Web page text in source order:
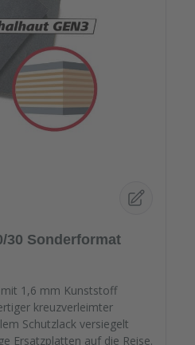
30 Sonderformat
1,6 mm Kunststoff
kreuzverleimter
Schutzlack versiegelt
Ersatzplatten auf die Reise.